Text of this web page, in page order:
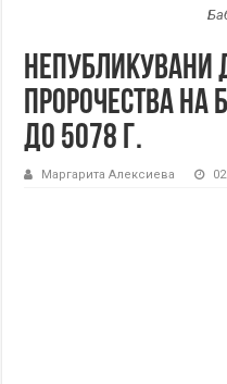
Непубликувани
пророчества на
до 5078 г.
Маргарита Алексиева